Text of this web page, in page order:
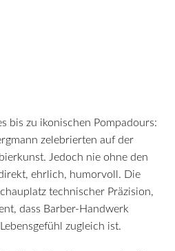
bis zu ikonischen Pompadours:
zelebrierten auf der
Jedoch nie ohne den
ehrlich, humorvoll. Die
technischer Präzision,
dass Barber-Handwerk
zugleich ist.